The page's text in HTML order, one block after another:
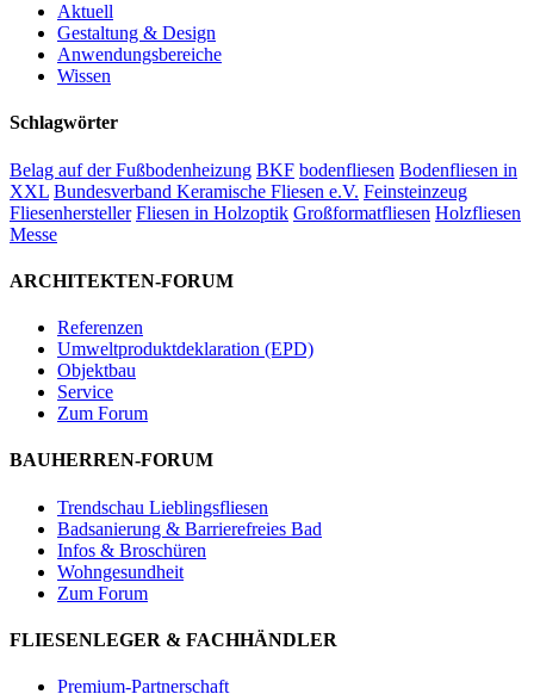
Aktuell
Gestaltung & Design
Anwendungsbereiche
Wissen
Schlagwörter
Belag auf der Fußbodenheizung BKF bodenfliesen Bodenfliesen in
XXL Bundesverband Keramische Fliesen e.V. Feinsteinzeug
Fliesenhersteller Fliesen in Holzoptik Großformatfliesen Holzfliesen
Messe
ARCHITEKTEN-FORUM
Referenzen
Umweltproduktdeklaration (EPD)
Objektbau
Service
Zum Forum
BAUHERREN-FORUM
Trendschau Lieblingsfliesen
Badsanierung & Barrierefreies Bad
Infos & Broschüren
Wohngesundheit
Zum Forum
FLIESENLEGER & FACHHÄNDLER
Premium-Partnerschaft